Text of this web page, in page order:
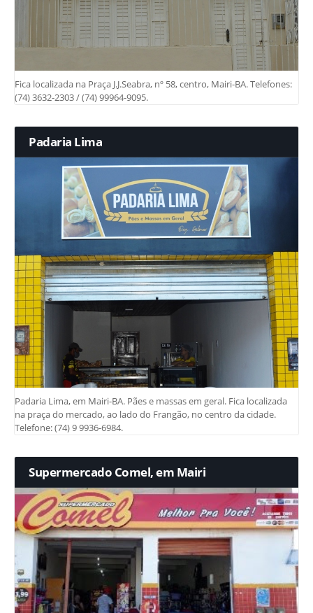
Fica localizada na Praça J.J.Seabra, nº 58, centro, Mairi-BA. Telefones:
(74) 3632-2303 / (74) 99964-9095.
Padaria Lima
Padaria Lima, em Mairi-BA. Pães e massas em geral. Fica localizada
na praça do mercado, ao lado do Frangão, no centro da cidade.
Telefone: (74) 9 9936-6984.
Supermercado Comel, em Mairi